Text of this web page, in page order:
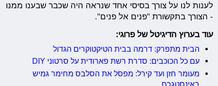
לענות לנו על צורך בסיסי אחד שנראה היה שכבר שבענו ממנו
- הצורך בתקשורת "פנים אל פנים".
עוד בערוץ הדיגיטל של פרוגי:
הבית מתפרק: דרמה בבית הטיקטוקרים הגדול
עם כל הכוכבים: סדרת רשת פארודית על סרטוני DIY
מעומר חזן ועד קירל: מפסל את הסלבס מחימר גמיש
באינסטגרם